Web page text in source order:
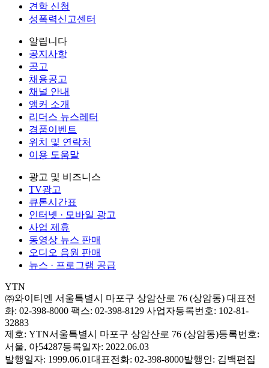
견학 신청
성폭력신고센터
알립니다
공지사항
공고
채용공고
채널 안내
앵커 소개
리더스 뉴스레터
경품이벤트
위치 및 연락처
이용 도움말
광고 및 비즈니스
TV광고
큐톤시간표
인터넷 · 모바일 광고
사업 제휴
동영상 뉴스 판매
오디오 음원 판매
뉴스 · 프로그램 공급
YTN
㈜와이티엔 서울특별시 마포구 상암산로 76 (상암동) 대표전
화: 02-398-8000 팩스: 02-398-8129 사업자등록번호: 102-81-
32883
제호: YTN서울특별시 마포구 상암산로 76 (상암동)등록번호:
서울, 아54287등록일자: 2022.06.03
발행일자: 1999.06.01대표전화: 02-398-8000발행인: 김백편집